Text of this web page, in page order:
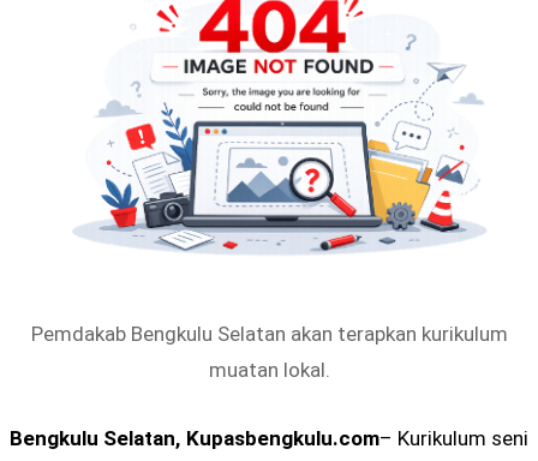
Pemdakab Bengkulu Selatan akan terapkan kurikulum
muatan lokal.
Bengkulu Selatan, Kupasbengkulu.com– Kurikulum seni